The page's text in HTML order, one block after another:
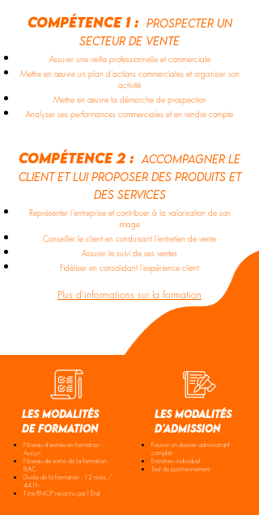
compétence 1 : Prospecter un
secteur de vente
Assurer une veille professionnelle et commerciale
Mettre en œuvre un plan d’actions commerciales et organiser son
activité
Mettre en œuvre la démarche de prospection
Analyser ses performances commerciales et en rendre compte
compétence 2 : Accompagner le
client et lui proposer des produits et
des services
Représenter l’entreprise et contribuer à la valorisation de son
image
Conseiller le client en conduisant l’entretien de vente
Assurer le suivi de ses ventes
Fidéliser en consolidant l’expérience client
Plus d'informations sur la formation
les modalités
de formation
Niveau d'entrée en formation :
Aucun
Niveau de sortie de la formation :
BAC
Durée de la formation : 12 mois /
441h
Titre RNCP reconnu par l'État
les modalités
d'admission
Fournir un dossier administratif
complet
Entretien individuel
Test de positionnement